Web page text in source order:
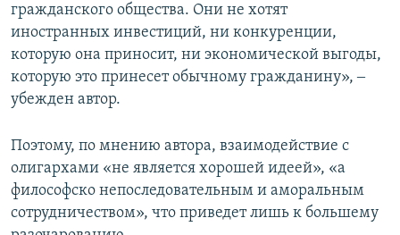
гражданского общества. Они не хотят
иностранных инвестиций, ни конкуренции,
которую она приносит, ни экономической выгоды,
которую это принесет обычному гражданину», ‒
убежден автор.
Поэтому, по мнению автора, взаимодействие с
олигархами «не является хорошей идеей», «а
философско непоследовательным и аморальным
сотрудничеством», что приведет лишь к большему